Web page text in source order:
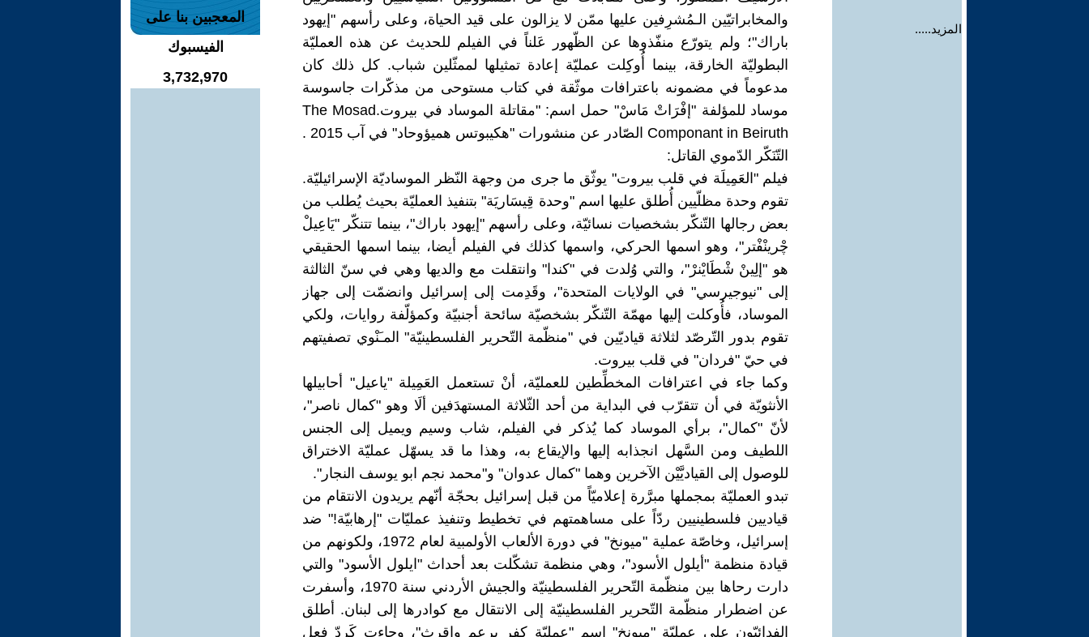
المزيد.....
والمخابراتيّين الـمُشرِفين عليها ممّن لا يزالون على قيد الحياة، وعلى رأسهم "إيهود
باراك"؛ ولم يتورّع منفّذوها عن الظّهور عَلناً في الفيلم للحديث عن هذه العمليّة
البطوليّة الخارقة، بينما أُوكِلت عمليّة إعادة تمثيلها لممثّلين شباب. كل ذلك كان
مدعوماً في مضمونه باعترافات موثّقة في كتاب مستوحى من مذكّرات جاسوسة
موساد للمؤلفة "إفْرَاتْ مَاسْ" حمل اسم: "مقاتلة الموساد في بيروت.The Mosad
Componant in Beiruth الصّادر عن منشورات "هكيبوتس هميؤوحاد" في آب 2015 .
التّنَكّر الدّموي القاتل:
فيلم "العَمِيلَة في قلب بيروت" يوثّق ما جرى من وجهة النّظر الموساديّة الإسرائيليّة.
تقوم وحدة مظلّيين أُطلق عليها اسم "وحدة قِيسَاريَة" بتنفيذ العمليّة بحيث يُطلب من
بعض رجالها التّنكّر بشخصيات نسائيّة، وعلى رأسهم "إيهود باراك"، بينما تتنكّر "يَاعِيلْ
چْرينْفْتر"، وهو اسمها الحركي، واسمها كذلك في الفيلم أيضا، بينما اسمها الحقيقي
هو "إلِينْ شْطَايْنرْ"، والتي وُلدت في "كندا" وانتقلت مع والديها وهي في سنّ الثالثة
إلى "نيوجيرسي" في الولايات المتحدة"، وقَدِمت إلى إسرائيل وانضمّت إلى جهاز
الموساد، فأُوكلت إليها مهمّة التّنكّر بشخصيّة سائحة أجنبيّة وكمؤلّفة روايات، ولكي
تقوم بدور التّرصّد لثلاثة قياديّين في "منظّمة التّحرير الفلسطينيّة" المـَنْوي تصفيتهم
في حيّ "فردان" في قلب بيروت.
وكما جاء في اعترافات المخطِّطين للعمليّة، أنْ تستعمل العَمِيلة "ياعيل" أحابيلها
الأنثويّة في أن تتقرّب في البداية من أحد الثّلاثة المستهدَفين ألَا وهو "كمال ناصر"،
لأنّ "كمال"، برأي الموساد كما يُذكر في الفيلم، شاب وسيم ويميل إلى الجنس
اللطيف ومن السَّهل انجذابه إليها والإيقاع به، وهذا ما قد يسهّل عمليّة الاختراق
للوصول إلى القياديَّيْن الآخرين وهما "كمال عدوان" و"محمد نجم ابو يوسف النجار".
تبدو العمليّة بمجملها مبرَّرة إعلاميّاً من قبل إسرائيل بحجّة أنّهم يريدون الانتقام من
قياديين فلسطينيين ردّاً على مساهمتهم في تخطيط وتنفيذ عمليّات "إرهابيّة!" ضد
إسرائيل، وخاصّة عملية "ميونخ" في دورة الألعاب الأولمبية لعام 1972، ولكونهم من
قيادة منظمة "أيلول الأسود"، وهي منظمة تشكّلت بعد أحداث "ايلول الأسود" والتي
دارت رحاها بين منظّمة التّحرير الفلسطينيّة والجيش الأردني سنة 1970، وأسفرت
عن اضطرار منظّمة التّحرير الفلسطينيّة إلى الانتقال مع كوادرها إلى لبنان. أطلق
الفدائيّون على عمليّة "ميونخ" اسم "عمليّة كفر برعم وإقرث"، وجاءت كَردّ فعل
المعجبين بنا على
الفيسبوك
3,732,970